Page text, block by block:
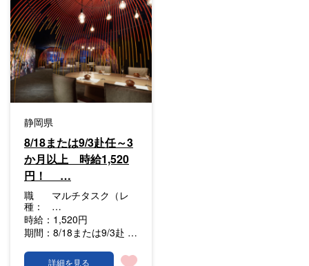
静岡県
8/18または9/3赴任～3
か月以上 時給1,520
円！ …
職
種：
マルチタスク（レ
…
時給： 1,520円
期間： 8/18または9/3赴 …
詳細を見る